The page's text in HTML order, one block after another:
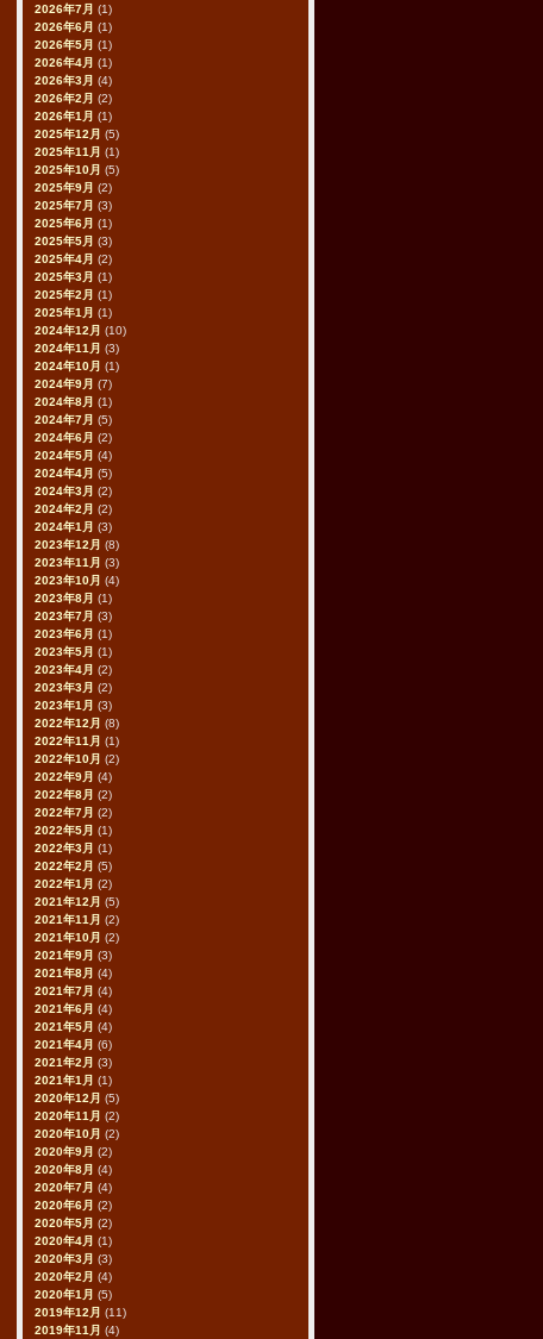
2026年7月 (1)
2026年6月 (1)
2026年5月 (1)
2026年4月 (1)
2026年3月 (4)
2026年2月 (2)
2026年1月 (1)
2025年12月 (5)
2025年11月 (1)
2025年10月 (5)
2025年9月 (2)
2025年7月 (3)
2025年6月 (1)
2025年5月 (3)
2025年4月 (2)
2025年3月 (1)
2025年2月 (1)
2025年1月 (1)
2024年12月 (10)
2024年11月 (3)
2024年10月 (1)
2024年9月 (7)
2024年8月 (1)
2024年7月 (5)
2024年6月 (2)
2024年5月 (4)
2024年4月 (5)
2024年3月 (2)
2024年2月 (2)
2024年1月 (3)
2023年12月 (8)
2023年11月 (3)
2023年10月 (4)
2023年8月 (1)
2023年7月 (3)
2023年6月 (1)
2023年5月 (1)
2023年4月 (2)
2023年3月 (2)
2023年1月 (3)
2022年12月 (8)
2022年11月 (1)
2022年10月 (2)
2022年9月 (4)
2022年8月 (2)
2022年7月 (2)
2022年5月 (1)
2022年3月 (1)
2022年2月 (5)
2022年1月 (2)
2021年12月 (5)
2021年11月 (2)
2021年10月 (2)
2021年9月 (3)
2021年8月 (4)
2021年7月 (4)
2021年6月 (4)
2021年5月 (4)
2021年4月 (6)
2021年2月 (3)
2021年1月 (1)
2020年12月 (5)
2020年11月 (2)
2020年10月 (2)
2020年9月 (2)
2020年8月 (4)
2020年7月 (4)
2020年6月 (2)
2020年5月 (2)
2020年4月 (1)
2020年3月 (3)
2020年2月 (4)
2020年1月 (5)
2019年12月 (11)
2019年11月 (4)